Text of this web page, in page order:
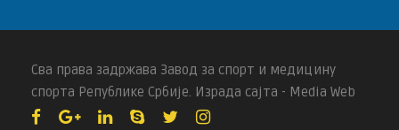
Сва права задржава Завод за спорт и медицину
спорта Републике Србије. Израда сајта - Media Web